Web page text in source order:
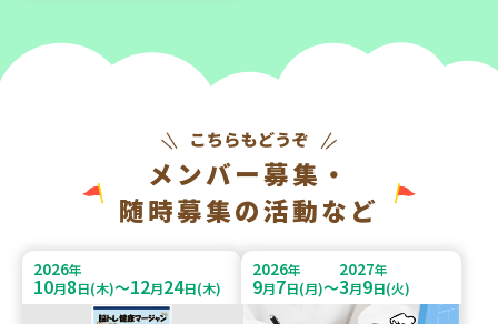
メンバー募集・
随時募集の活動など
2026年
10月8日(木)～12月24日(木)
2026年
9月7日(月)～
2027年
3月9日(火)